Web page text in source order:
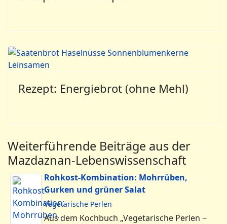
Rezept: Energiebrot (ohne Mehl)
Weiterführende Beiträge aus der
Mazdaznan-Lebenswissenschaft
Rohkost-Kombination: Mohrrüben,
Gurken und grüner Salat
Vegetarische Perlen
Aus dem Kochbuch „Vegetarische Perlen ‒